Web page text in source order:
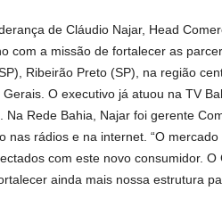
de Cláudio Najar, Head
com a missão de fortalecer as
Ribeirão Preto (SP), na região
O executivo já atuou na TV
Rede Bahia, Najar foi gerente
rádios e na internet. “O mercado
com este novo consumidor. O
ainda mais nossa estrutura